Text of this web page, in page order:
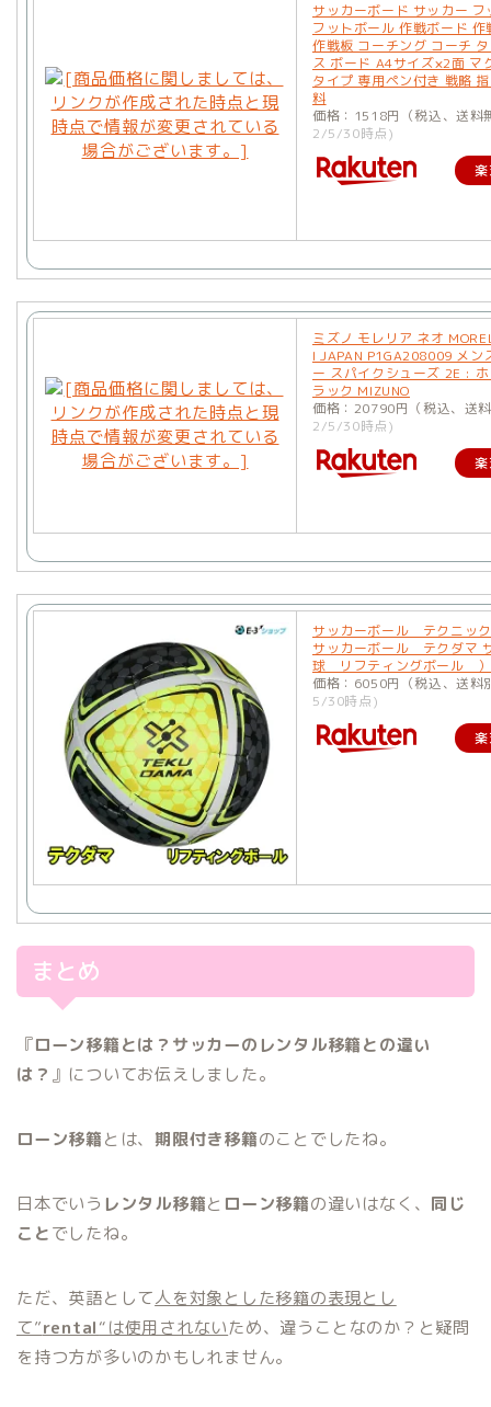
サッカーボード サッカー フ
フットボール 作戦ボード 作
作戦板 コーチング コーチ
ス ボード A4サイズ×2面 マ
タイプ 専用ペン付き 戦略
料
価格：1518円（税込、送
2/5/30時点)
ミズノ モレリア ネオ
I JAPAN P1GA208009 メン
ー スパイクシューズ 2E :
ラック MIZUNO
価格：20790円（税込、送
2/5/30時点)
サッカーボール テクニッ
サッカーボール テクダマ
球 リフティングボール ）
価格：6050円（税込、送
5/30時点)
まとめ
『ローン移籍とは？サッカーのレンタル移籍との違い
は？ 』についてお伝えしました。
ローン移籍とは、期限付き移籍のことでしたね。
日本でいう レンタル移籍と ローン移籍の違いはなく、 同じ
ことでしたね。
ただ、英語として人を対象とした移籍の表現とし
て”rental“は使用されないため、違うことなのか？と疑問
を持つ方が多いのかもしれません。